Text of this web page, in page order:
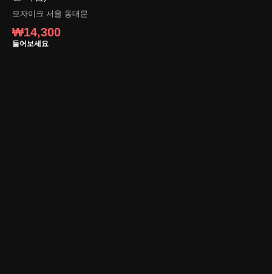
모자이크 서울 동대문
₩14,300
들어보세요